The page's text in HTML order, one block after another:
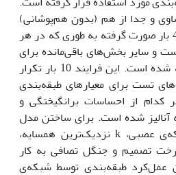
4 بخش مساوی و جدا از هم (بدون هم‌پوشانی)
تقسیم شده و طبقه‌بندی 4 بار صورت گرفته به طوری که در هر
و سایر بخش‌های باقی‌مانده برای
آموزش مدل به کار گرفته شده است. این فرایند 10 بار تکرار
تست برای معیارهای طبقه‌بندی
از احساسات برانگیختگی و
آنالیز شده است. برای ساختن مدل
طبقه‌بند، 5 طبقه‌بند شبکه‌ی عصبی، k نزدیک‌ترین همسایه،
تصمیم و جنگل تصافی به کار
عمل‌کرد طبقه‌بندی توسط شبکه‌ی